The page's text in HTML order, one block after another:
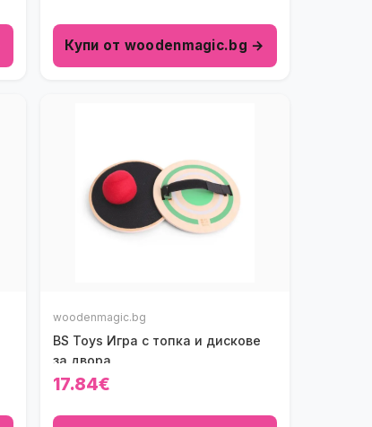
Купи от woodenmagic.bg →
woodenmagic.bg
BS Toys Игра с топка и дискове
за двора
17.84€